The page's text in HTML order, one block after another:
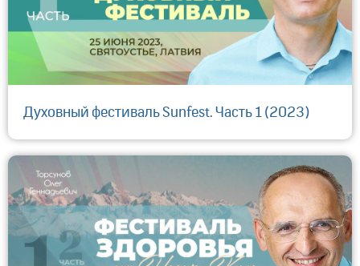
Духовный фестиваль Sunfest. Часть 1 (2023)